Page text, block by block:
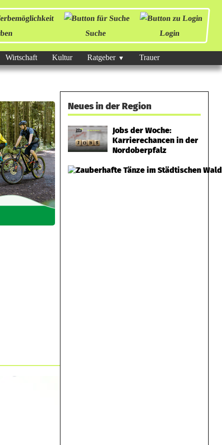
Suche Login
Wirtschaft Kultur Ratgeber Trauer
Neues in der Region
Jobs der Woche:
Karrierechancen in der
Nordoberpfalz